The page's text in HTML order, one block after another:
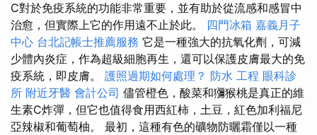
C對於免疫系統的功能非常重要，並有助於從流感和感冒中
治愈，但實際上它的作用遠不止於此。 四門冰箱 嘉義月子
中心 台北記帳士推薦服務 它是一種強大的抗氧化劑，可減
少體內炎症，作為超級細胞再生，還可以保護皮膚最大的免
疫系統，即皮膚。 護照過期如何處理？ 防水 工程 眼科診
所 附近牙醫 會計公司 儘管橙色，酸菜和獼猴桃是真正的維
生素C炸彈，但它也值得食用西紅柿，土豆，紅色加利福尼
亞辣椒和葡萄柚。 最初，這種有色的礦物防曬霜僅以一種